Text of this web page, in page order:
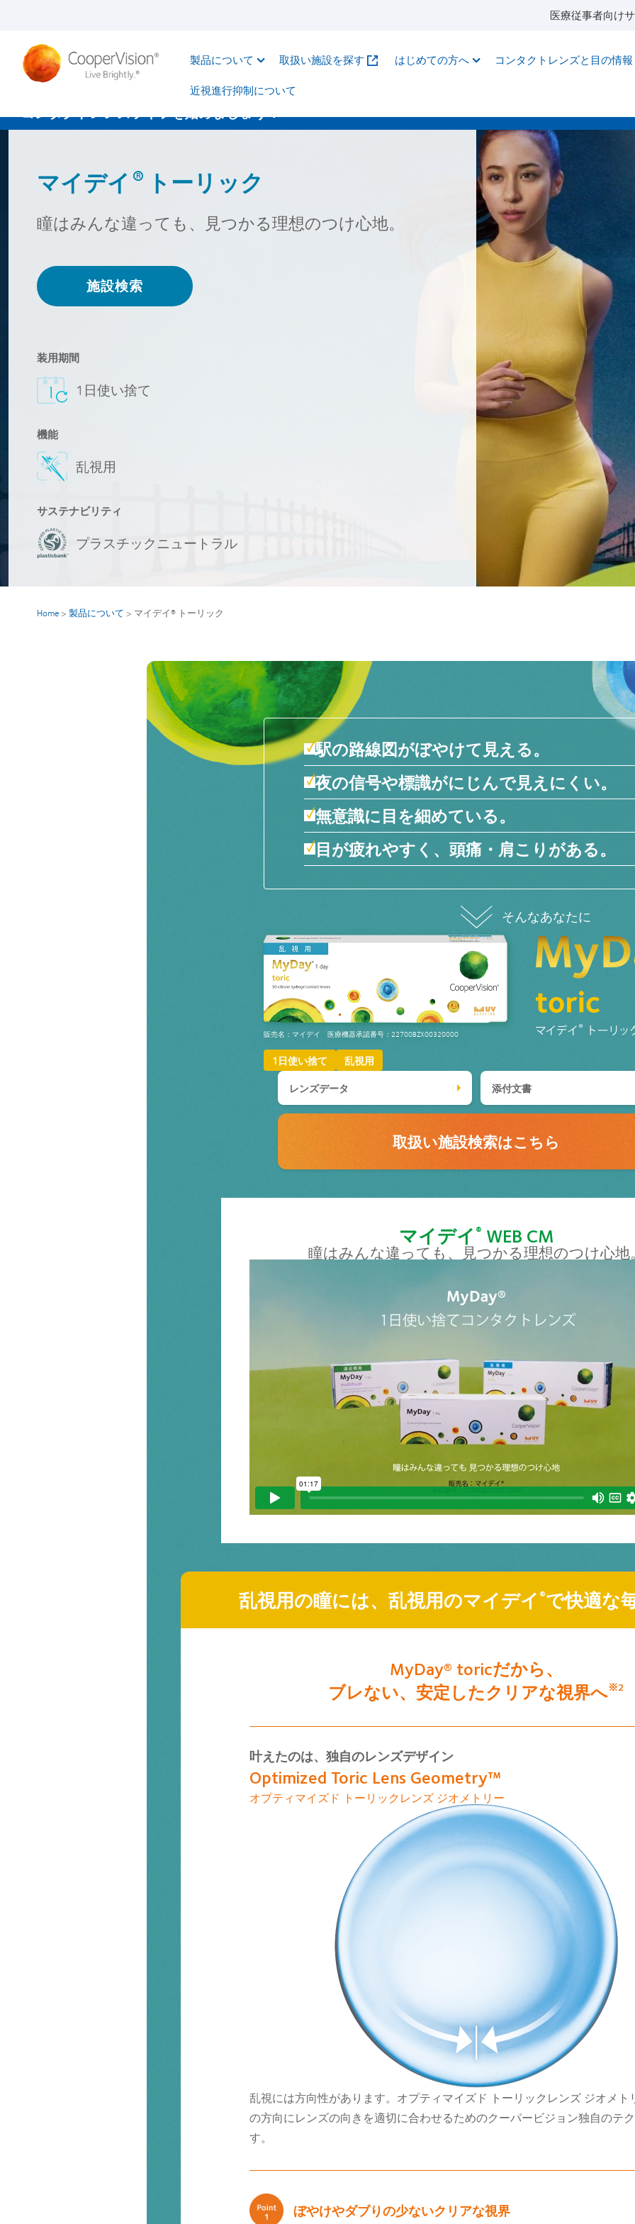
医療従事者向け
製品について 取扱い施設を探す はじめての方へ
コンタクトレンズと目の情報
近視進行抑制について​
コンタクトレンズライフを始めましょう！
マイデイ®トーリック
瞳はみんな違っても、見つかる理想のつけ心地。
施設検索
装用期間
1日使い捨て
機能
乱視用
サステナビリティ
プラスチックニュートラル
Home > 製品について > マイデイ® トーリック
駅の路線図がぼやけて見える。
夜の信号や標識がにじんで見えにくい。
無意識に目を細めている。
目が疲れやすく、頭痛・肩こりがある。
販売名：マイデイ 医療機器承認番号：22700BZX00320000
1日使い捨て
乱視用
レンズデータ
添付文書
取扱い施設検索はこちら
マイデイ ® WEB CM
瞳はみんな違っても、 見つかる理想のつけ心地
乱視用の瞳には、乱視用のマイデイ ®︎で快適な
MyDay® toricだから、
ブレない、安定したクリアな視界へ※2
叶えたのは、独自のレンズデザイン
Optimized Toric Lens Geometry™
オプティマイズド トーリックレンズ ジオメトリー
乱視には方向性があります。オプティマイズド トーリックレンズ ジオメト
の方向にレンズの向きを適切に合わせるためのクーパービジョン独自のテ
す。
ぼやけやダブりの少ないクリアな視界